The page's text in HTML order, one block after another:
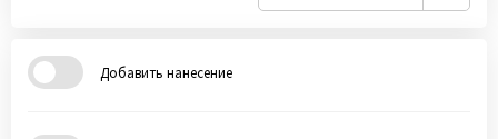
Добавить нанесение